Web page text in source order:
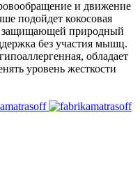
и движение
подойдет кокосовая
защищающей природный
без участия мышц.
обладает
уровень жесткости